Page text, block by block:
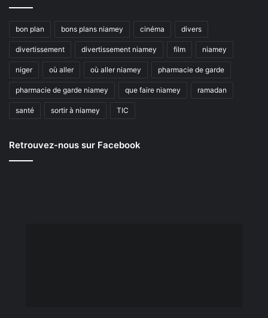
bon plan bons plans niamey cinéma divers
divertissement divertissement niamey film niamey
niger où aller où aller niamey pharmacie de garde
pharmacie de garde niamey que faire niamey ramadan
santé sortir à niamey TIC
Retrouvez-nous sur Facebook